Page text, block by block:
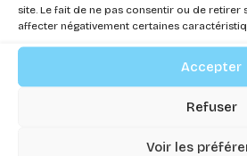
site. Le fait de ne pas consentir ou de retirer
affecter négativement certaines
Accepter
Refuser
Voir les